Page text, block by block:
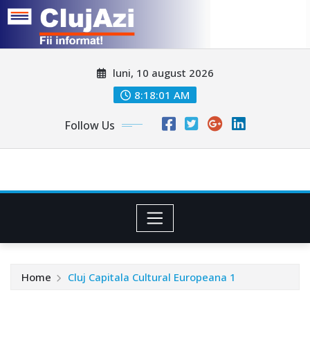
luni, 10 august 2026
8:18:04 AM
Follow Us
Home Cluj Capitala Cultural Europeana 1